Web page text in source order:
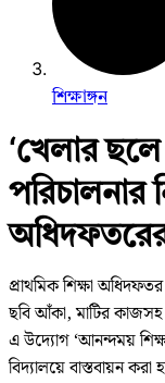
শিক্ষাঙ্গন
‘খেলার ছলে
পরিচালনার
প্রাথমিক শিক্ষা
ছবি আঁকা, মাটির কাজসহ
এ উদ্যোগ ‘আনন্দময়
বিদ্যালয়ে বাস্তবায়ন করা